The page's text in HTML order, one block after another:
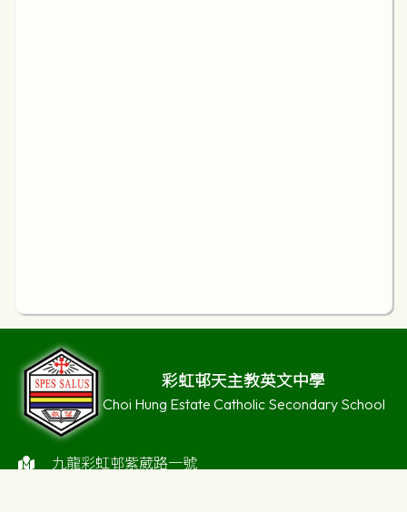
彩虹邨天主教英文中學
Choi Hung Estate Catholic Secondary School
九龍彩虹邨紫葳路一號